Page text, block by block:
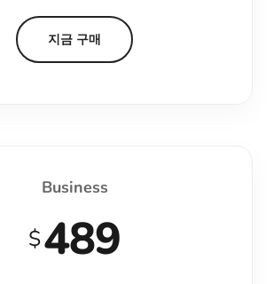
지금 구매
Business
$489